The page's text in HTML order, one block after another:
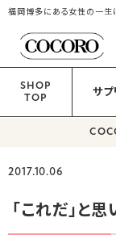
福岡博多にある女性の一生
SHOP
TOP
サプ
2017.10.06
「これだ」と思